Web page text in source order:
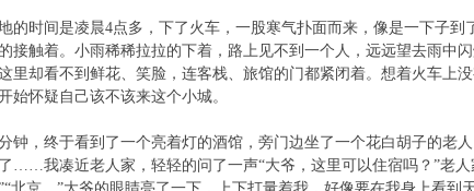
的时间是凌晨4点多，下了火车，一股寒气扑面而来，像是一下子
接触着。小雨稀稀拉拉的下着，路上见不到一个人，远远望去雨中
里却看不到鲜花、笑脸，连客栈、旅馆的门都紧闭着。想着火车上
始怀疑自己该不该来这个小城。
钟，终于看到了一个亮着灯的酒馆，旁门边坐了一个花白胡子的老
……我凑近老人家，轻轻的问了一声“大爷，这里可以住宿吗？”老